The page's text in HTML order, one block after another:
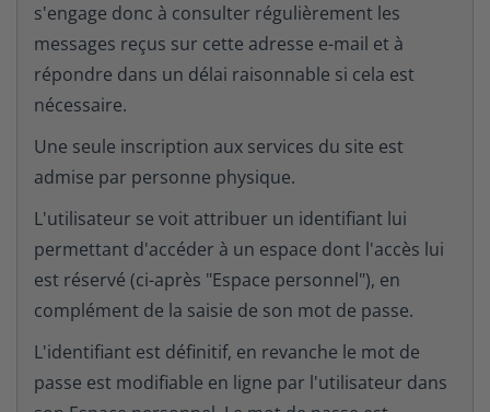
s'engage donc à consulter régulièrement les
messages reçus sur cette adresse e-mail et à
répondre dans un délai raisonnable si cela est
nécessaire.
Une seule inscription aux services du site est
admise par personne physique.
L'utilisateur se voit attribuer un identifiant lui
permettant d'accéder à un espace dont l'accès lui
est réservé (ci-après "Espace personnel"), en
complément de la saisie de son mot de passe.
L'identifiant est définitif, en revanche le mot de
passe est modifiable en ligne par l'utilisateur dans